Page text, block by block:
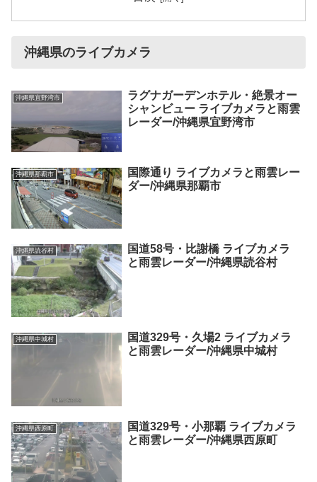
沖縄県のライブカメラ
沖縄県宜野湾市
ラグナガーデンホテル・絶景オー
シャンビュー ライブカメラと雨雲
レーダー/沖縄県宜野湾市
沖縄県那覇市
国際通り ライブカメラと雨雲レー
ダー/沖縄県那覇市
沖縄県読谷村
国道58号・比謝橋 ライブカメラ
と雨雲レーダー/沖縄県読谷村
沖縄県中城村
国道329号・久場2 ライブカメラ
と雨雲レーダー/沖縄県中城村
沖縄県西原町
国道329号・小那覇 ライブカメラ
と雨雲レーダー/沖縄県西原町